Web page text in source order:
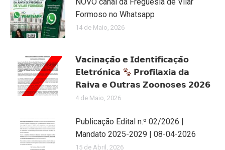
Formoso no Whatsapp
14 de Maio, 2026
𝗩𝗮𝗰𝗶𝗻𝗮𝗰̧𝗮̃𝗼 𝗲 𝗜𝗱𝗲𝗻𝘁𝗶𝗳𝗶𝗰𝗮𝗰̧𝗮̃𝗼
𝗘𝗹𝗲𝘁𝗿𝗼́𝗻𝗶𝗰𝗮
𝗣𝗿𝗼𝗳𝗶𝗹𝗮𝘅𝗶𝗮 𝗱𝗮
𝗥𝗮𝗶𝘃𝗮 𝗲 𝗢𝘂𝘁𝗿𝗮𝘀 𝗭𝗼𝗼𝗻𝗼𝘀𝗲𝘀 𝟮𝟬𝟮𝟲
4 de Maio, 2026
Publicação Edital n.º 02/2026 |
Mandato 2025-2029 | 08-04-2026
15 de Abril, 2026